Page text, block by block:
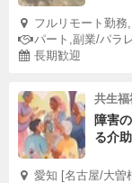
フルリモート勤
パート,副業/パラ
長期歓迎
共生
障害
る介
愛知 [名古屋/大曽